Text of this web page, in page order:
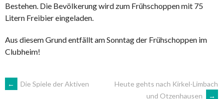
Bestehen. Die Bevölkerung wird zum Frühschoppen mit 75
Litern Freibier eingeladen.
Aus diesem Grund entfällt am Sonntag der Frühschoppen im
Clubheim!
ARTIKEL-
← Die Spiele der Aktiven
Heute gehts nach Kirkel-Limbach
und Otzenhausen
→